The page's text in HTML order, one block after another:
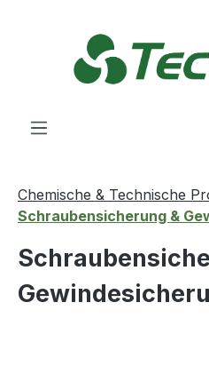
Chemische & Technische
Schraubensicherung &